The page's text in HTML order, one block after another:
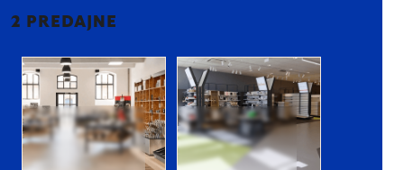
2 PREDAJNE